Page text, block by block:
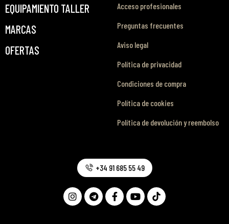
EQUIPAMIENTO TALLER
MARCAS
OFERTAS
Acceso profesionales
Preguntas frecuentes
Aviso legal
Política de privacidad
Condiciones de compra
Política de cookies
Política de devolución y reembolso
+34 91 685 55 49